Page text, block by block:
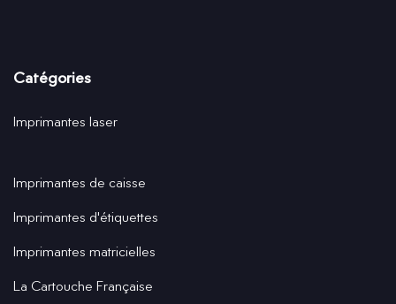
Catégories
Imprimantes laser
Imprimantes de caisse
Imprimantes d'étiquettes
Imprimantes matricielles
La Cartouche Française